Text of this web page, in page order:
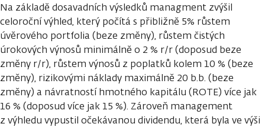
Na základě dosavadních výsledků managment zvýšil
celoroční výhled, který počítá s přibližně 5% růstem
úvěrového portfolia (beze změny), růstem čistých
úrokových výnosů minimálně o 2 % r/r (doposud beze
změny r/r), růstem výnosů z poplatků kolem 10 % (beze
změny), rizikovými náklady maximálně 20 b.b. (beze
změny) a návratností hmotného kapitálu (ROTE) více jak
16 % (doposud více jak 15 %). Zároveň management
z výhledu vypustil očekávanou dividendu, která byla ve výši